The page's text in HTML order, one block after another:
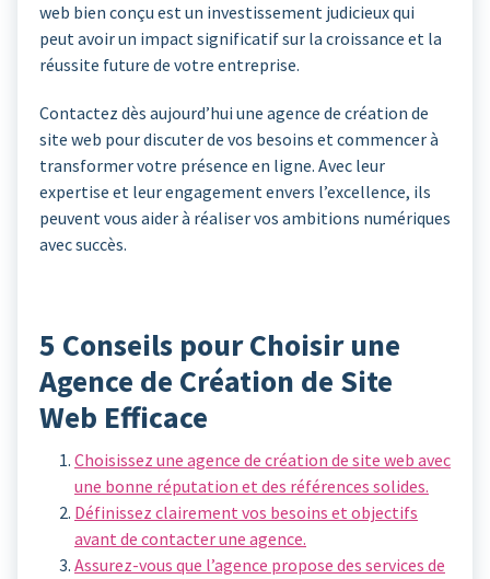
web bien conçu est un investissement judicieux qui
peut avoir un impact significatif sur la croissance et la
réussite future de votre entreprise.
Contactez dès aujourd’hui une agence de création de
site web pour discuter de vos besoins et commencer à
transformer votre présence en ligne. Avec leur
expertise et leur engagement envers l’excellence, ils
peuvent vous aider à réaliser vos ambitions numériques
avec succès.
5 Conseils pour Choisir une
Agence de Création de Site
Web Efficace
Choisissez une agence de création de site web avec
une bonne réputation et des références solides.
Définissez clairement vos besoins et objectifs
avant de contacter une agence.
Assurez-vous que l’agence propose des services de